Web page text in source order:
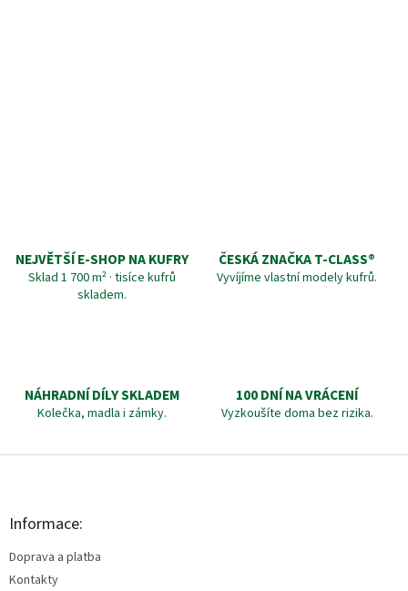
NEJVĚTŠÍ E-SHOP NA KUFRY
Sklad 1 700 m² · tisíce kufrů
skladem.
ČESKÁ ZNAČKA T‑CLASS®
Vyvíjíme vlastní modely kufrů.
NÁHRADNÍ DÍLY SKLADEM
Kolečka, madla i zámky.
100 DNÍ NA VRÁCENÍ
Vyzkoušíte doma bez rizika.
Z
Informace:
Doprava a platba
Kontakty